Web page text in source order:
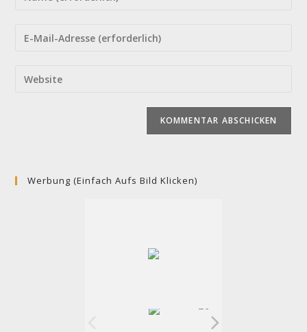
oder
zum
Gib
Mail-
Gib
Werbung (einfach Aufs Bild Klicken)